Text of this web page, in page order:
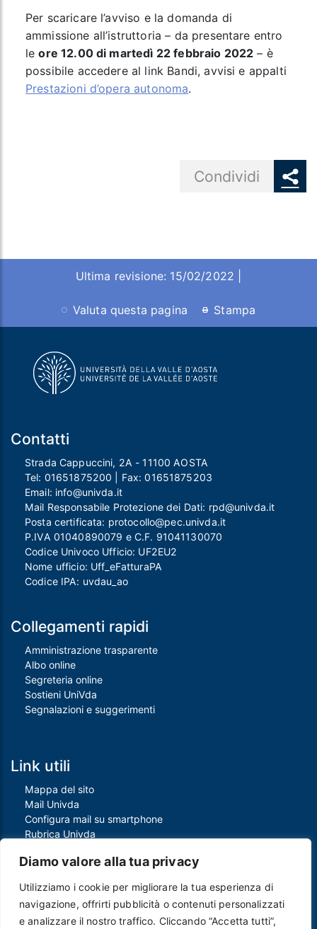
Diamo valore alla tua privacy
Utilizziamo i cookie per migliorare la tua esperienza di
navigazione, offrirti pubblicità o contenuti personalizzati
e analizzare il nostro traffico. Cliccando “Accetta tutti”,
Per scaricare l’avviso e la domanda di
ammissione all’istruttoria – da presentare entro
leore 12.00 di martedì 22 febbraio 2022 – è
possibile accedere al link Bandi, avvisi e appalti
Prestazioni d’opera autonoma.
Condividi
Ultima revisione: 15/02/2022 |
Valuta questa pagina Stampa
Contatti
Strada Cappuccini, 2A - 11100 AOSTA
Tel: 01651875200 | Fax:01651875203
Email: info@univda.it
Mail Responsabile Protezione dei Dati: rpd@univda.it
Posta certificata: protocollo@pec.univda.it
P.IVA 01040890079 e C.F. 91041130070
Codice Univoco Ufficio: UF2EU2
Nome ufficio: Uff_eFatturaPA
Codice IPA: uvdau_ao
Collegamenti rapidi
Amministrazione trasparente
Albo online
Segreteria online
Sostieni UniVda
Segnalazioni e suggerimenti
Link utili
Mappa del sito
Mail Univda
Configura mail su smartphone
Rubrica Univda
Piè di pagina
Crediti